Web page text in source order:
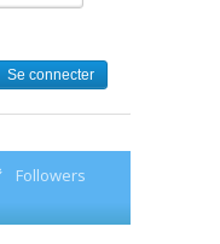
Followers